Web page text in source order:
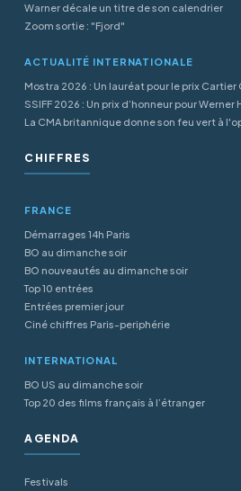
Warner décale un titre de son calendrier
Zoom sortie : "Fjord"
ACTUALITÉ INTERNATIONALE
Mostra 2026 : Un lauréat pour le prix
SSIFF 2026 : Un prix d’honneur pour Werner
La CMA britannique donne son feu vert à
CHIFFRES
FRANCE
Démarrages 14h Paris
BO au dimanche soir
BO nouveautés au dimanche soir
Top 10 entrées
Entrées premier jour
Ciné chiffres Paris-periphérie
INTERNATIONAL
BO US au dimanche soir
Top 20 des films français à l’étranger
AGENDA
Festivals